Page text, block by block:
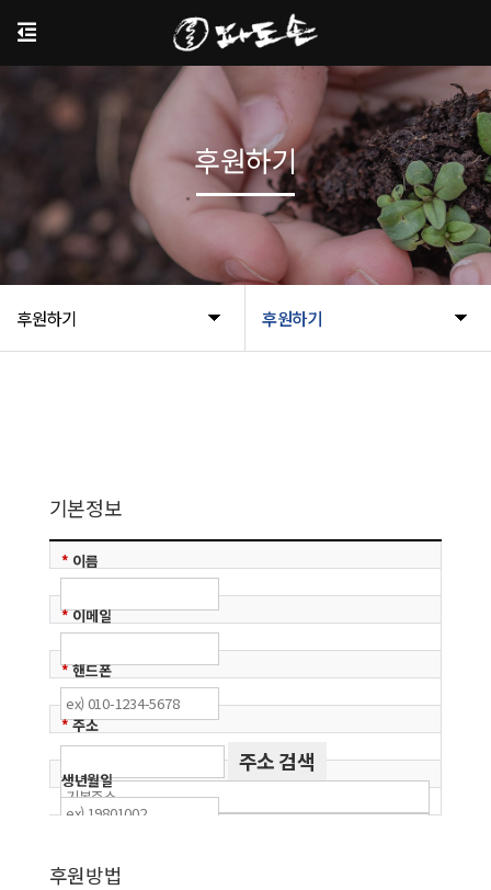
후원하기 후원하기
후원하기
기본정보
* 이름
*이메일
*핸드폰
*주소
주소 검색
생년월일
후원방법